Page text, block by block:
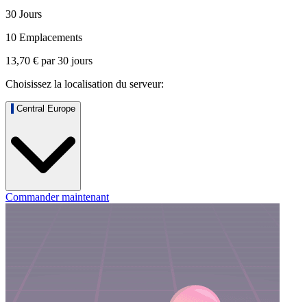
30 Jours
10 Emplacements
13,70 € par30 jours
Choisissez la localisation du serveur:
Central Europe
Commander maintenant